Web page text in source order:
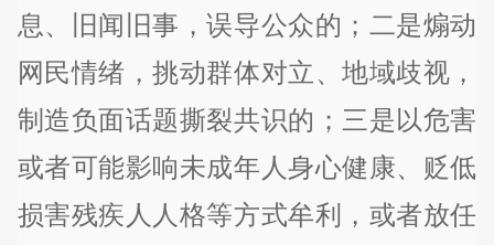
息、旧闻旧事，误导公众的；二是煽动
网民情绪，挑动群体对立、地域歧视，
制造负面话题撕裂共识的；三是以危害
或者可能影响未成年人身心健康、贬低
损害残疾人人格等方式牟利，或者放任